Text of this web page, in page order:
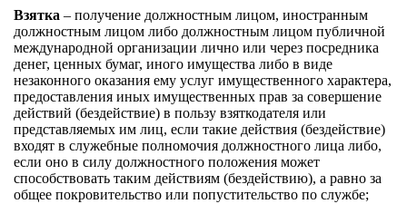
Взятка – получение должностным лицом, иностранным
должностным лицом либо должностным лицом публичной
международной организации лично или через посредника
денег, ценных бумаг, иного имущества либо в виде
незаконного оказания ему услуг имущественного характера,
предоставления иных имущественных прав за совершение
действий (бездействие) в пользу взяткодателя или
представляемых им лиц, если такие действия (бездействие)
входят в служебные полномочия должностного лица либо,
если оно в силу должностного положения может
способствовать таким действиям (бездействию), а равно за
общее покровительство или попустительство по службе;